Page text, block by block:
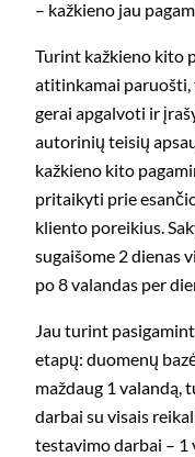
– kažkieno jau
Turint kažkieno kito
atitinkamai paruošti,
gerai apgalvoti ir
autorinių teisių
kažkieno kito
pritaikyti prie
kliento poreikius.
sugaišome 2 dienas
po 8 valandas per
Jau turint
etapų: duomenų
maždaug 1 valandą,
darbai su visais
testavimo darbai – 1